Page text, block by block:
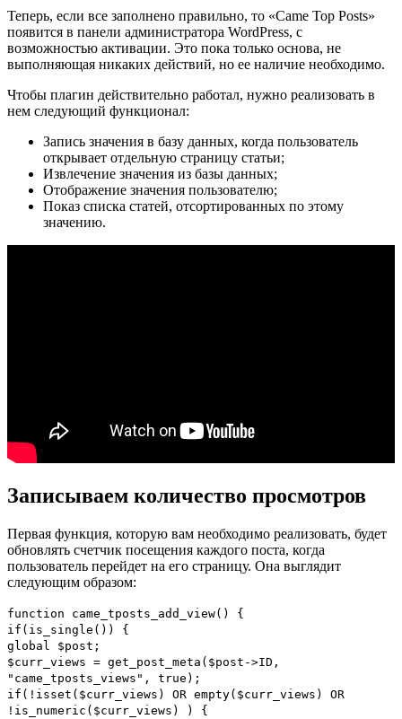
Теперь, если все заполнено правильно, то «Came Top Posts»
появится в панели администратора WordPress, с
возможностью активации. Это пока только основа, не
выполняющая никаких действий, но ее наличие необходимо.
Чтобы плагин действительно работал, нужно реализовать в
нем следующий функционал:
Запись значения в базу данных, когда пользователь
открывает отдельную страницу статьи;
Извлечение значения из базы данных;
Отображение значения пользователю;
Показ списка статей, отсортированных по этому
значению.
Записываем количество просмотров
Первая функция, которую вам необходимо реализовать, будет
обновлять счетчик посещения каждого поста, когда
пользователь перейдет на его страницу. Она выглядит
следующим образом:
function came_tposts_add_view()
{
if ( is_single ())
{
global $post ;
$curr_views = get_post_meta ( $post ->ID ,
"came_tposts_views" , true );
if (! isset ( $curr_views ) OR empty( $curr_views )
OR
! is_numeric ( $curr_views ) )
{